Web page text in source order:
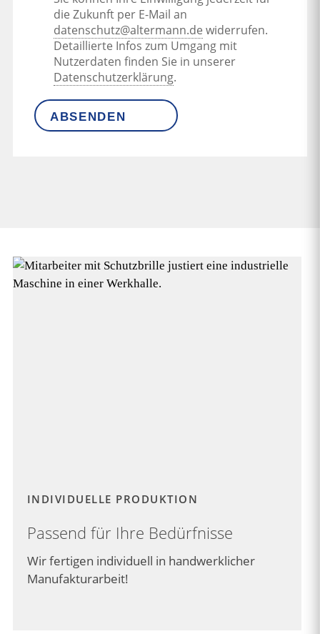
die Zukunft per E-Mail an
datenschutz@altermann.de widerrufen.
Detaillierte Infos zum Umgang mit
Nutzerdaten finden Sie in unserer
Datenschutzerklärung.
ABSENDEN
INDIVIDUELLE PRODUKTION
Passend für Ihre Bedürfnisse
Wir fertigen individuell in handwerklicher
Manufakturarbeit!